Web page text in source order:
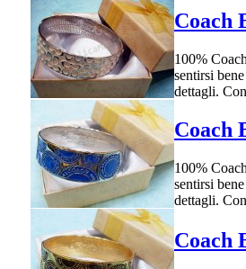
Coach
100%
sentirsi
dettagli.
Coach
100%
sentirsi
dettagli.
Coach